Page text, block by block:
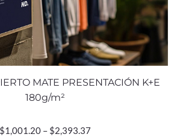
MATE PRESENTACIÓN K+E
180g/m²
$1,001.20 – $2,393.37